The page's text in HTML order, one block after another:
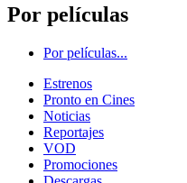
Por películas
Por películas...
Estrenos
Pronto en Cines
Noticias
Reportajes
VOD
Promociones